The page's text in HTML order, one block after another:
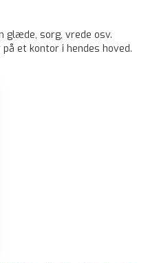
glæde, sorg, vrede osv.
et kontor i hendes hoved.